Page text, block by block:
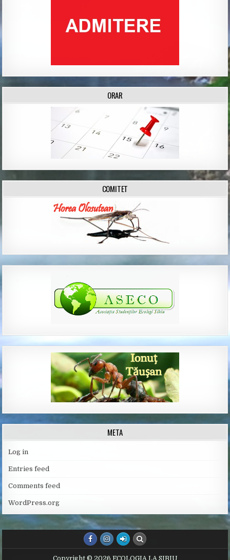
ORAR
COMITET
META
Log in
Entries feed
Comments feed
WordPress.org
Copyright © 2026 ECOLOGIA LA SIBIU